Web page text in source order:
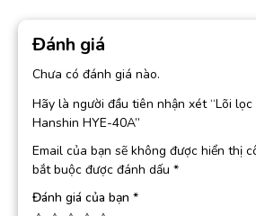
Đánh giá
Chưa có đánh giá nào.
Hãy là người đầu tiên nhận xét “Lõi
Hanshin HYE-40A”
Email của bạn sẽ không được hiển thị
bắt buộc được đánh dấu *
Đánh giá của bạn *